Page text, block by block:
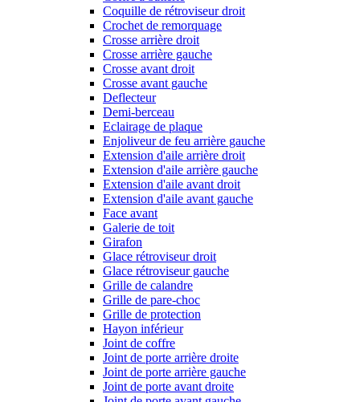
Coquille de rétroviseur droit
Crochet de remorquage
Crosse arrière droit
Crosse arrière gauche
Crosse avant droit
Crosse avant gauche
Deflecteur
Demi-berceau
Eclairage de plaque
Enjoliveur de feu arrière gauche
Extension d'aile arrière droit
Extension d'aile arrière gauche
Extension d'aile avant droit
Extension d'aile avant gauche
Face avant
Galerie de toit
Girafon
Glace rétroviseur droit
Glace rétroviseur gauche
Grille de calandre
Grille de pare-choc
Grille de protection
Hayon inférieur
Joint de coffre
Joint de porte arrière droite
Joint de porte arrière gauche
Joint de porte avant droite